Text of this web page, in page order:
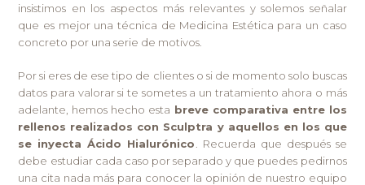
insistimos en los aspectos más relevantes y solemos señalar
que es mejor una técnica de Medicina Estética para un caso
concreto por una serie de motivos.
Por si eres de ese tipo de clientes o si de momento solo buscas
datos para valorar si te sometes a un tratamiento ahora o más
adelante, hemos hecho esta breve comparativa entre los
rellenos realizados con Sculptra y aquellos en los que
se inyecta Ácido Hialurónico . Recuerda que después se
debe estudiar cada caso por separado y que puedes pedirnos
una cita nada más para conocer la opinión de nuestro equipo